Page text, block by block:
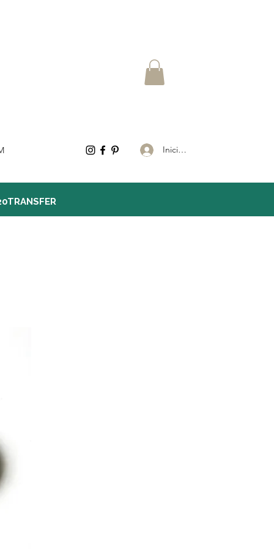
Iniciar sesión